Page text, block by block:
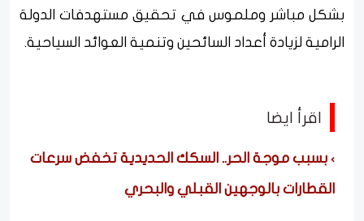
بشكل مباشر وملموس في تحقيق مستهدفات الدولة
الرامية لزيادة أعداد السائحين وتنمية العوائد السياحية.
اقرأ ايضا
بسبب موجة الحر.. السكك الحديدية تخفض سرعات
القطارات بالوجهين القبلي والبحري